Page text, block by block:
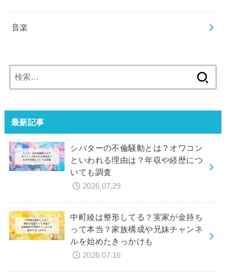
音楽
索:
最新記事
シバターの不倫騒動とは？オワコン
といわれる理由は？年収や経歴につ
いても調査
2026.07.29
中町綾は整形してる？実家が金持ち
って本当？家族構成や兄妹チャンネ
ルを始めたきっかけも
2026.07.16